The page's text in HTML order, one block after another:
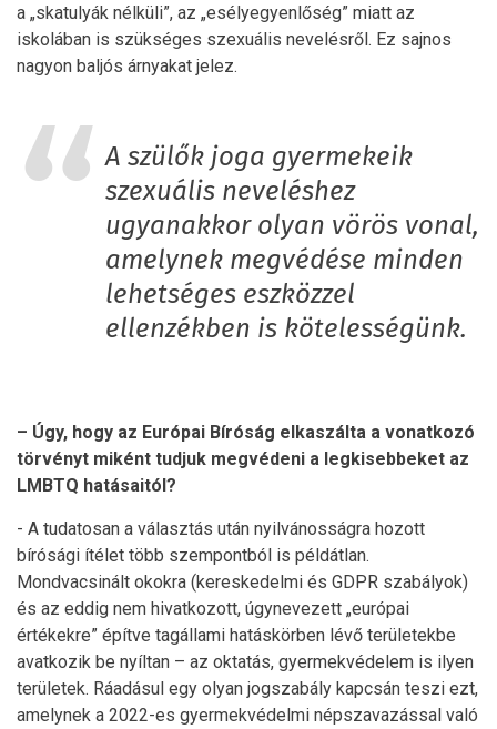
a „skatulyák nélküli”, az „esélyegyenlőség” miatt az
iskolában is szükséges szexuális nevelésről. Ez sajnos
nagyon baljós árnyakat jelez.
A szülők joga gyermekeik
szexuális neveléshez
ugyanakkor olyan vörös vonal,
amelynek megvédése minden
lehetséges eszközzel
ellenzékben is kötelességünk.
– Úgy, hogy az Európai Bíróság elkaszálta a vonatkozó
törvényt miként tudjuk megvédeni a legkisebbeket az
LMBTQ hatásaitól?
- A tudatosan a választás után nyilvánosságra hozott
bírósági ítélet több szempontból is példátlan.
Mondvacsinált okokra (kereskedelmi és GDPR szabályok)
és az eddig nem hivatkozott, úgynevezett „európai
értékekre” építve tagállami hatáskörben lévő területekbe
avatkozik be nyíltan – az oktatás, gyermekvédelem is ilyen
területek. Ráadásul egy olyan jogszabály kapcsán teszi ezt,
amelynek a 2022-es gyermekvédelmi népszavazással való